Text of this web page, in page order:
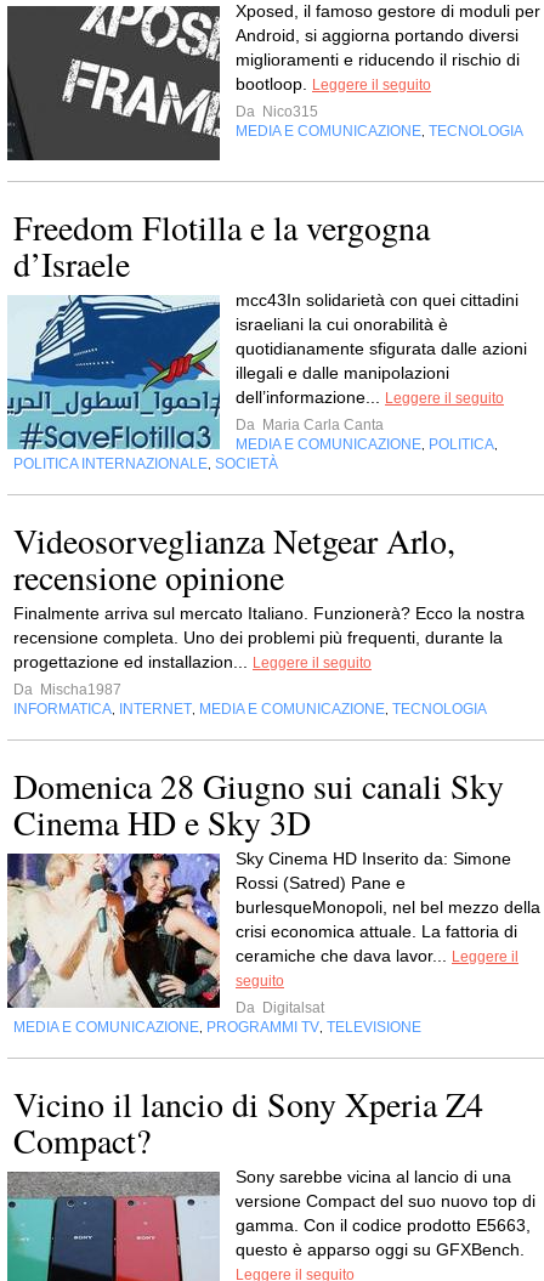
Xposed, il famoso gestore di moduli per
Android, si aggiorna portando diversi
miglioramenti e riducendo il rischio di
bootloop.
Leggere il seguito
Da Nico315
MEDIA E COMUNICAZIONE TECNOLOGIA
Freedom Flotilla e la vergogna
d’Israele
mcc43In solidarietà con quei cittadini
israeliani la cui onorabilità è
quotidianamente sfigurata dalle azioni
illegali e dalle manipolazioni
dell’informazione...
Leggere il seguito
Da Maria Carla Canta
MEDIA E COMUNICAZIONE POLITICA
POLITICA INTERNAZIONALE SOCIETÀ
Videosorveglianza Netgear Arlo,
recensione opinione
Finalmente arriva sul mercato Italiano. Funzionerà? Ecco la nostra
recensione completa. Uno dei problemi più frequenti, durante la
progettazione ed installazion...
Leggere il seguito
Da Mischa1987
INFORMATICA
INTERNET MEDIA E COMUNICAZIONE TECNOLOGIA
Domenica 28 Giugno sui canali Sky
Cinema HD e Sky 3D
Sky Cinema HD Inserito da: Simone
Rossi (Satred) Pane e
burlesqueMonopoli, nel bel mezzo della
crisi economica attuale. La fattoria di
ceramiche che dava lavor...
Leggere il
seguito
Da Digitalsat
MEDIA E COMUNICAZIONE PROGRAMMI TV TELEVISIONE
Vicino il lancio di Sony Xperia Z4
Compact?
Sony sarebbe vicina al lancio di una
versione Compact del suo nuovo top di
gamma. Con il codice prodotto E5663,
questo è apparso oggi su GFXBench.
Leggere il seguito